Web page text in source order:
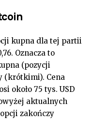
kupna dla tej partii
Oznacza to
(pozycji
(krótkimi). Cena
około 75 tys. USD
aktualnych
zakończy